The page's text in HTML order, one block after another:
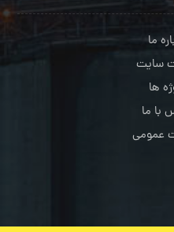
ما
سایت
ها
با ما
عمومی